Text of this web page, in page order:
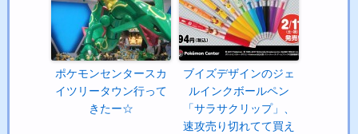
ポケモンセンタースカ
イツリータウン行って
きたー☆
ブイズデザインのジェ
ルインクボールペン
「サラサクリップ」、
速攻売り切れてて買え